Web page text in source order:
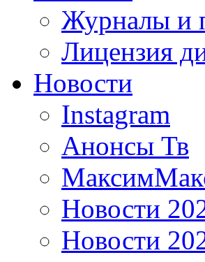
Журналы и
Лицензия
Новости
Instagram
Анонсы Тв
Новости
Новости